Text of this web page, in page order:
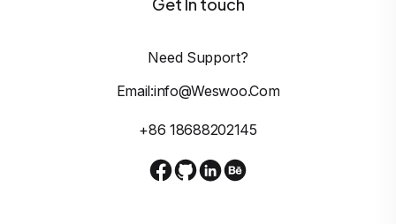
Need Support?
Email:info@weswoo.com
+86 18688202145